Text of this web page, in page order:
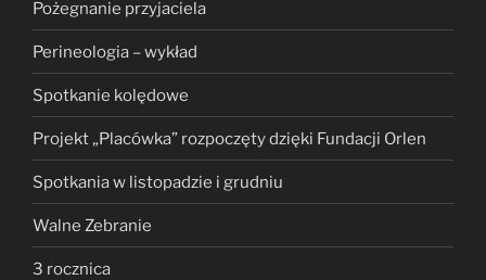
Pożegnanie przyjaciela
Perineologia – wykład
Spotkanie kolędowe
Projekt „Placówka” rozpoczęty dzięki Fundacji Orlen
Spotkania w listopadzie i grudniu
Walne Zebranie
3 rocznica